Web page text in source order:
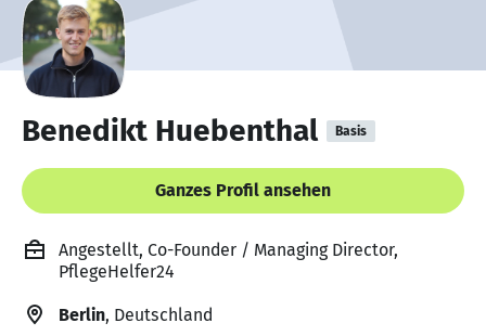
Benedikt Huebenthal Basis
Ganzes Profil ansehen
Angestellt, Co-Founder / Managing Director,
PflegeHelfer24
Berlin, Deutschland